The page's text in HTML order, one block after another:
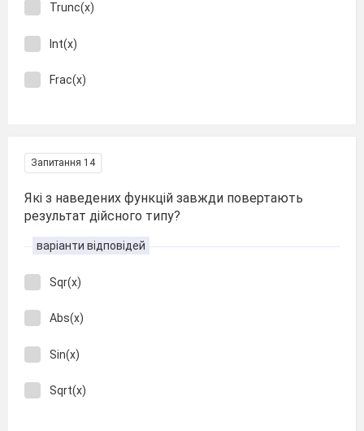
Trunc(x)
Int(х)
Frac(x)
Запитання 14
Які з наведених функцій завжди повертають
результат дійсного типу?
варіанти відповідей
Sqr(x)
Abs(х)
Sin(х)
Sqrt(х)